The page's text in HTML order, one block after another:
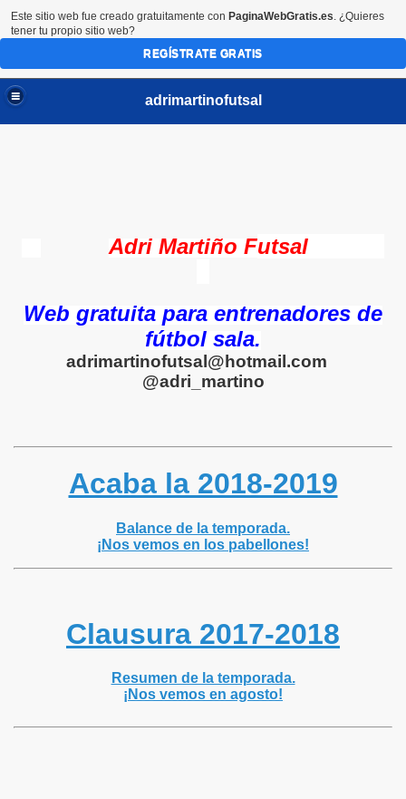
adrimartinofutsal
Adri Martiño Futsal
Web gratuita para entrenadores de
fútbol sala.
adrimartinofutsal@hotmail.com
@adri_martino
Acaba la 2018-2019
Balance de la temporada.
¡Nos vemos en los pabellones!
Clausura 2017-2018
Resumen de la temporada.
¡Nos vemos en agosto!
Este sitio web fue creado gratuitamente con PaginaWebGratis.es. ¿Quieres
tener tu propio sitio web?
REGÍSTRATE GRATIS